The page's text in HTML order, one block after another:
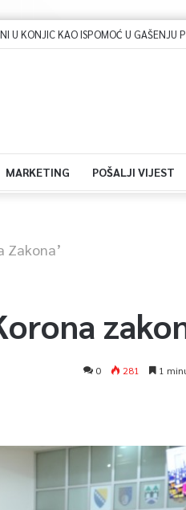
KONJIC KAO ISPOMOĆ U GAŠENJU
MARKETING POŠALJI VIJEST
Zakona’
0 281 1